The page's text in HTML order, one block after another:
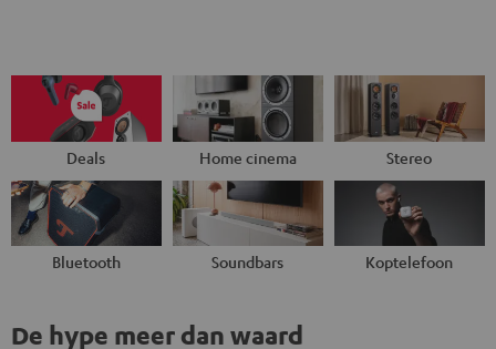
Deals Home cinema Stereo
Bluetooth Soundbars Koptelefoon
De hype meer dan waard